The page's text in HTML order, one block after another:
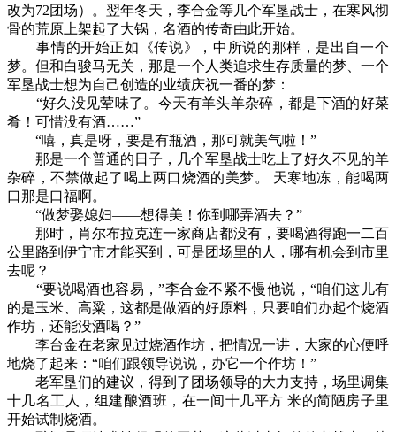
改为72团场）。翌年冬天，李合金等几个军垦战士，在寒风彻
骨的荒原上架起了大锅，名酒的传奇由此开始。
事情的开始正如《传说》，中所说的那样，是出自一个
梦。但和白骏马无关，那是一个人类追求生存质量的梦、一个
军垦战士想为自己创造的业绩庆祝一番的梦：
“好久没见荤味了。今天有羊头羊杂碎，都是下酒的好菜
肴！可惜没有酒……”
“嘻，真是呀，要是有瓶酒，那可就美气啦！”
那是一个普通的日子，几个军垦战士吃上了好久不见的羊
杂碎，不禁做起了喝上两口烧酒的美梦。 天寒地冻，能喝两
口那是口福啊。
“做梦娶媳妇——想得美！你到哪弄酒去？”
那时，肖尔布拉克连一家商店都没有，要喝酒得跑一二百
公里路到伊宁市才能买到，可是团场里的人，哪有机会到市里
去呢？
“要说喝酒也容易，”李合金不紧不慢他说，“咱们这儿有
的是玉米、高粱，这都是做酒的好原料，只要咱们办起个烧酒
作坊，还能没酒喝？”
李台金在老家见过烧酒作坊，把情况一讲，大家的心便呼
地烧了起来：“咱们跟领导说说，办它一个作坊！”
老军垦们的建议，得到了团场领导的大力支持，场里调集
十几名工人，组建酿酒班，在一间十几平方 米的简陋房子里
开始试制烧酒。